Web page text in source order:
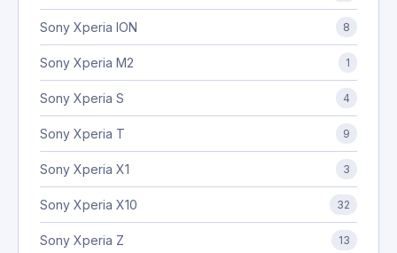
Sony Xperia ION 8
Sony Xperia M2 1
Sony Xperia S 4
Sony Xperia T 9
Sony Xperia X1 3
Sony Xperia X10 32
Sony Xperia Z 13